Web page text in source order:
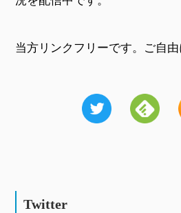
当方リンクフリーです。ご自由
Twitter